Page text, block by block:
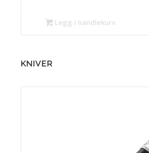
Legg i handlekurv
KNIVER